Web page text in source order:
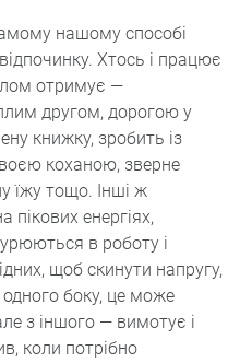
нашому способі
Хтось і працює
отримує —
другом, дорогою у
книжку, зробить із
коханою, зверне
їжу тощо. Інші ж
енергіях,
в роботу і
щоб скинути напругу,
боку, це може
з іншого — вимотує і
коли потрібно